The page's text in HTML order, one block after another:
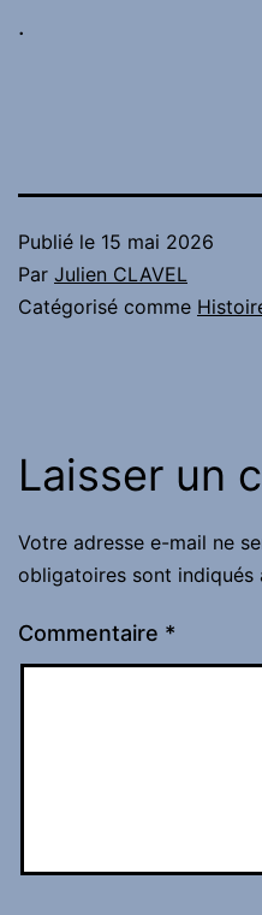
.
Publié le 15 mai 2026
Par Julien CLAVEL
Catégorisé comme
Laisser un
Votre adresse e-mail ne
obligatoires sont indiqués
Commentaire *